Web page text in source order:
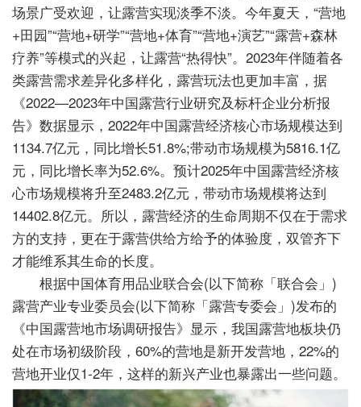
场景广受欢迎，让露营实现淡季不淡。今年夏天，“营地
+田园”“营地+研学”“营地+体育”“营地+演艺”“露营+森林
疗养”等模式的兴起，让露营“热得快”。2023年伴随着各
类露营需求差异化多样化，露营玩法也更加丰富，据
《2022—2023年中国露营行业研究及标杆企业分析报
告》数据显示，2022年中国露营经济核心市场规模达到
1134.7亿元，同比增长51.8%;带动市场规模为5816.1亿
元，同比增长率为52.6%。预计2025年中国露营经济核
心市场规模将升至2483.2亿元，带动市场规模将达到
14402.8亿元。所以，露营经济的生命周期不仅在于需求
方的支持，更在于露营供给方给予的体验度，双管齐下
才能维系其生命的长度。
根据中国体育用品业联合会(以下简称「联合会」)
露营产业专业委员会(以下简称「露营专委会」)发布的
《中国露营地市场调研报告》显示，我国露营地板块仍
处在市场初级阶段，60%的营地是新开发营地，22%的
营地开业仅1-2年，这样的新兴产业也暴露出一些问题。